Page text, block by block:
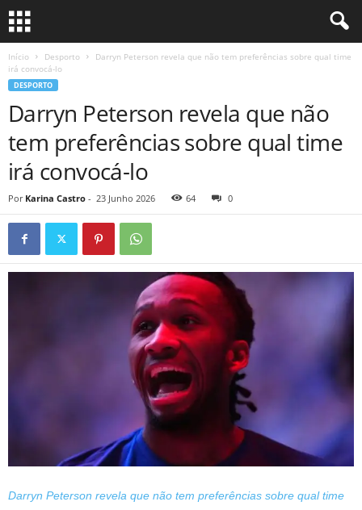
Início Desporto
Darryn Peterson revela que não tem preferências sobre qual time
irá convocá-lo
DESPORTO
Darryn Peterson revela que não
tem preferências sobre qual time
irá convocá-lo
Por Karina Castro - 23 Junho 2026 64 0
Darryn Peterson revela que não tem preferências sobre qual time